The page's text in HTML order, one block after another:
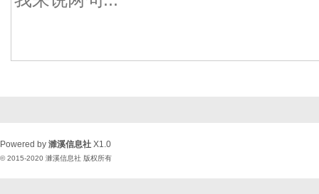
Powered by 濉溪信息社 X1.0
© 2015-2020 濉溪信息社 版权所有